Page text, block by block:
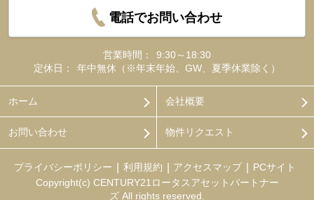
電話でお問い合わせ
営業時間：
9:30～18:30
定休日：
年中無休（※年末年始、GW、夏季休業除く）
ホーム 会社概要
お問い合わせ 物件リクエスト
プライバシーポリシー 利用規約 アクセスマップ
PCサイト
Copyright(c) CENTURY21ロータスアセットパートナー
ズ All rights reserved.